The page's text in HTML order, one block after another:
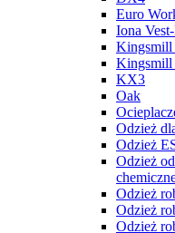
Euro
Iona
Kingsmill
Kingsmill
KX3
Oak
Odzież
Odzież
Odzież
Odzież
Odzież
Odzież